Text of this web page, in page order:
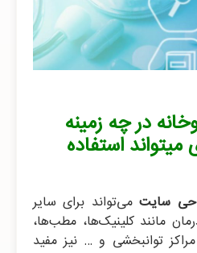
در چه زمینه
استفاده
سایتمی‌تواند برای سایر
مانند کلینیک‌ها، مطب‌ها،
مراکز توانبخشی و … نیز مفید